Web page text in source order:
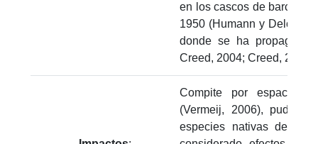
en los cascos de barcos
1950 (Humann y
donde se ha propagado
Creed, 2004; Creed, 2006;
Compite por espacio
(Vermeij, 2006),
especies nativas de